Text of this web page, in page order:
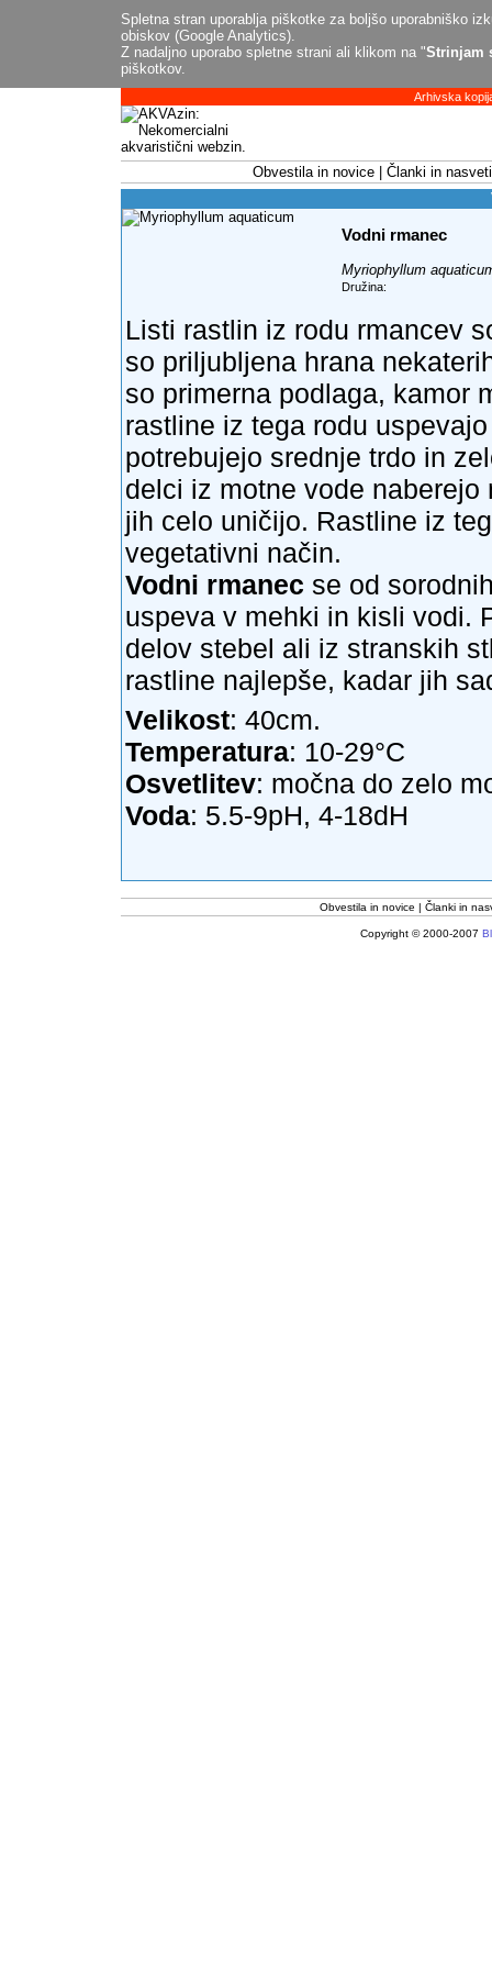
Spletna stran uporablja piškotke za boljšo uporabniško
obiskov (Google Analytics).
Z nadaljno uporabo spletne strani ali klikom na "Strinjam
piškotkov.
Arhivska
Obvestila in novice
Članki in nasveti
Vodni rmanec
Myriophyllum
Družina:
Listi rastlin iz rodu rmancev
so priljubljena hrana
so primerna podlaga, kamor
rastline iz tega rodu
potrebujejo srednje trdo in
delci iz motne vode
jih celo uničijo. Rastline iz
vegetativni način.
Vodni rmanec se od
uspeva v mehki in kisli vodi.
delov stebel ali iz stranskih
rastline najlepše, kadar jih
Velikost: 40cm.
Temperatura: 10-29°C
Osvetlitev: močna do zelo
Voda: 5.5-9pH, 4-18dH
Obvestila in novice Članki in
Copyright © 2000-2007